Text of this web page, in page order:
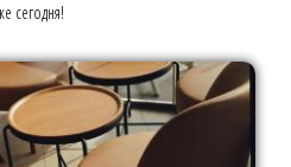
сегодня!